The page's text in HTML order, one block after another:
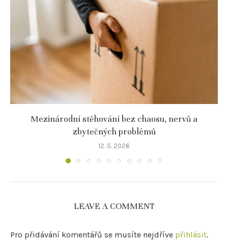
Mezinárodní stěhování bez chaosu, nervů a
zbytečných problémů
12. 5. 2026
LEAVE A COMMENT
Pro přidávání komentářů se musíte nejdříve přihlásit.